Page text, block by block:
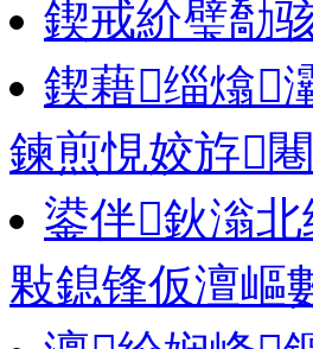
鍥戒紒璧勪
鍥藉缁熻
鍊煎悓姣斿
鍙伴鈥滃
敤鎴锋仮澶